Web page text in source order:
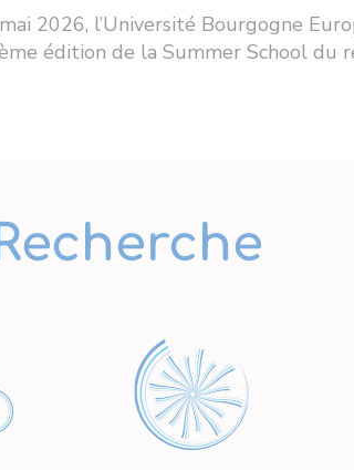
2026, l’Université Bourgogne
édition de la Summer School du